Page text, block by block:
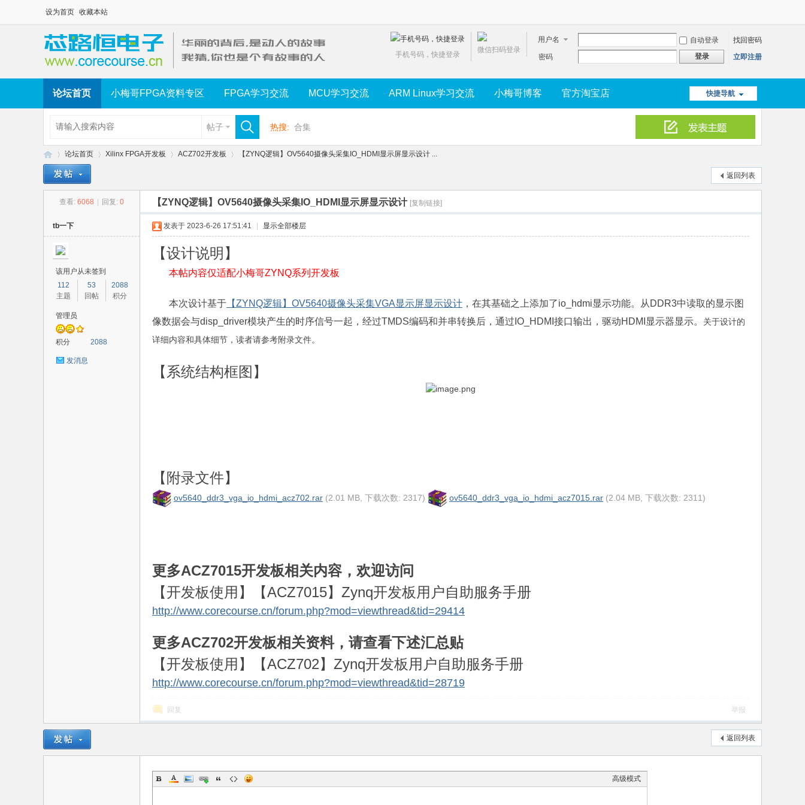
设为首页 收藏本站
用户名 自动登录
找回密码
密码
登录 立即注册
微信扫码登录
手机号码，快捷登录
快捷导航
论坛首页 小梅哥FPGA资料专区 FPGA学习交流 MCU学习交流 ARM Linux学习交流 小梅哥博客 官方淘宝店
帖子 热搜: 合集
论坛首页 Xilinx FPGA开发板
›
ACZ702开发板
›
【ZYNQ逻辑】OV5640摄像头采集IO_HDMI显示屏显示设计 ...
返回列表
查看: 6068 回复: 0 【ZYNQ逻辑】OV5640摄像头采集IO_HDMI显示屏显示设计 [复制链接]
tb一下
该用户从未签到
112
主题
53
回帖
2088
积分
管理员
积分 2088
发消息
发表于 2023-6-26 17:51:41 显示全部楼层
【设计说明】
本帖内容仅适配小梅哥ZYNQ系列开发板
本次设计基于 【ZYNQ逻辑】OV5640摄像头采集VGA显示屏显示设计 ，在其基础之上添加了io_hdmi显示功能。从DDR3中读取的显示图
像数据会与disp_driver模块产生的时序信号一起，经过TMDS编码和并串转换后，通过IO_HDMI接口输出，驱动HDMI显示器显示。 关于设计的
详细内容和具体细节，读者请参考附录文件。
【系统结构框图】
【附录文件】
ov5640_ddr3_vga_io_hdmi_acz702.rar (2.01 MB, 下载次数: 2317) ov5640_ddr3_vga_io_hdmi_acz7015.rar (2.04 MB, 下载次数: 2311)
更多ACZ7015开发板相关内容，欢迎访问
【开发板使用】【ACZ7015】Zynq开发板用户自助服务手册
http://www.corecourse.cn/forum.php?mod=viewthread&tid=29414
更多ACZ702开发板相关资料，请查看下述汇总贴
【开发板使用】【ACZ702】Zynq开发板用户自助服务手册
http://www.corecourse.cn/forum.php?mod=viewthread&tid=28719
回复 举报
返回列表
高级模式